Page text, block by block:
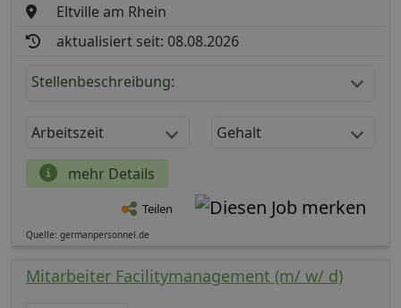
Eltville am Rhein
aktualisiert seit: 08.08.2026
Stellenbeschreibung:
Arbeitszeit Gehalt
mehr Details
Teilen
Quelle: germanpersonnel.de
Mitarbeiter Facilitymanagement (m/ w/ d)